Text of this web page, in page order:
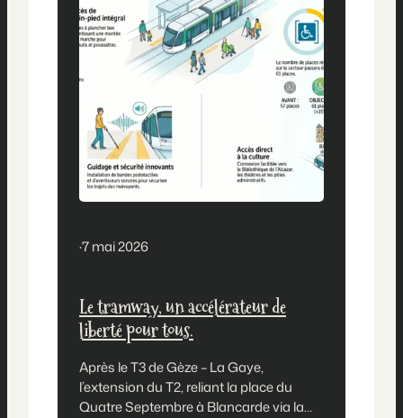
·7 mai 2026
Le tramway, un accélérateur de
liberté pour tous.
Après le T3 de Gèze – La Gaye,
l’extension du T2, reliant la place du
Quatre Septembre à Blancarde via la